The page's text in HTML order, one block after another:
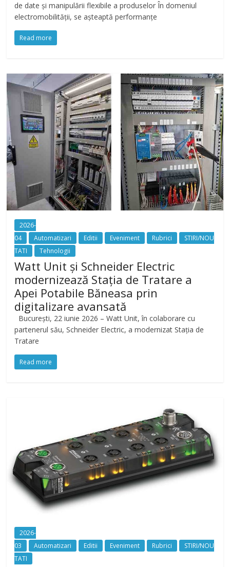
de date și manipulării flexibile a produselor În domeniul
electromobilității, se așteaptă performanțe
Read more
2026-
04
Automatizari Editii Eveniment Rubrici
STIRI/NOU
TATI
Tehnologii
Watt Unit și Schneider Electric
modernizează Stația de Tratare a
Apei Potabile Băneasa prin
digitalizare avansată
București, 22 iunie 2026 – Watt Unit, în colaborare cu
partenerul său, Schneider Electric, a modernizat Stația de
Tratare
Read more
2026-
03
Automatizari Editii Eveniment Rubrici
STIRI/NOU
TATI